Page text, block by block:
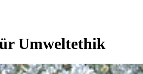
Umweltethik